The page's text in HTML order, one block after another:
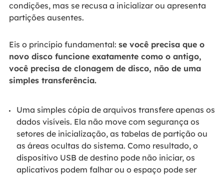
condições, mas se recusa a inicializar ou apresenta
partições ausentes.
Eis o princípio fundamental: se você precisa que o
novo disco funcione exatamente como o antigo,
você precisa de clonagem de disco, não de uma
simples transferência.
Uma simples cópia de arquivos transfere apenas os
dados visíveis. Ela não move com segurança os
setores de inicialização, as tabelas de partição ou
as áreas ocultas do sistema. Como resultado, o
dispositivo USB de destino pode não iniciar, os
aplicativos podem falhar ou o espaço pode ser